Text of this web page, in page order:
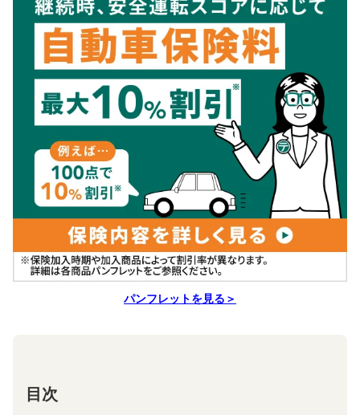
パンフレットを見る＞
目次